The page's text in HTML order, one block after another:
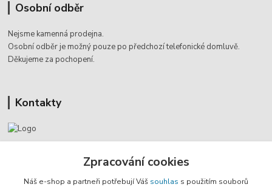
Osobní odběr
Nejsme kamenná prodejna.
Osobní odběr je možný pouze po předchozí telefonické domluvě.
Děkujeme za pochopení.
Kontakty
+420 602 455 633
Zpracování cookies
Náš e-shop a partneři potřebují Váš souhlas s použitím souborů